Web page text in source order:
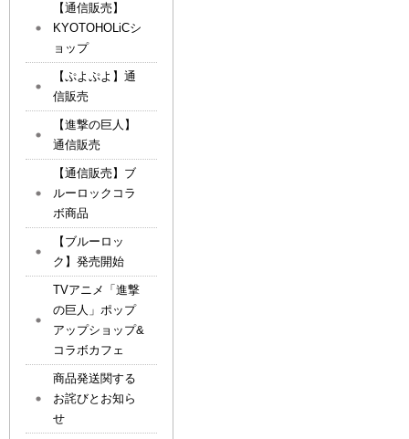
【通信販売】
KYOTOHOLiCシ
ョップ
【ぷよぷよ】通
信販売
【進撃の巨人】
通信販売
【通信販売】ブ
ルーロックコラ
ボ商品
【ブルーロッ
ク】発売開始
TVアニメ「進撃
の巨人」ポップ
アップショップ&
コラボカフェ
商品発送関する
お詫びとお知ら
せ